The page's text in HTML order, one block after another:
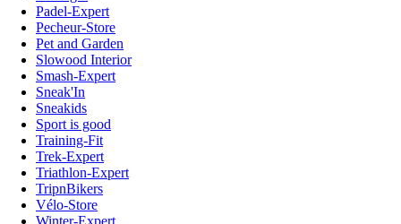
Padel-Expert
Pecheur-Store
Pet and Garden
Slowood Interior
Smash-Expert
Sneak'In
Sneakids
Sport is good
Training-Fit
Trek-Expert
Triathlon-Expert
TripnBikers
Vélo-Store
Winter-Expert